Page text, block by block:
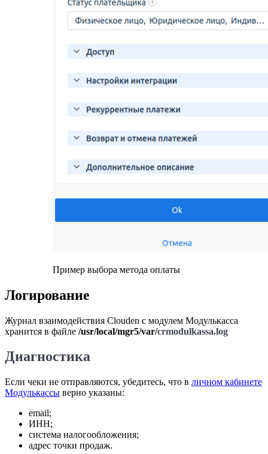
Пример выбора метода оплаты
Логирование
Журнал взаимодействия Clouden с модулем Модулькасса
хранится в файле /usr/local/mgr5/var/crmodulkassa.log
Диагностика
Если чеки не отправляются, убедитесь, что в личном кабинете
Модулькассы верно указаны:
email;
ИНН;
система налогообложения;
адрес точки продаж.